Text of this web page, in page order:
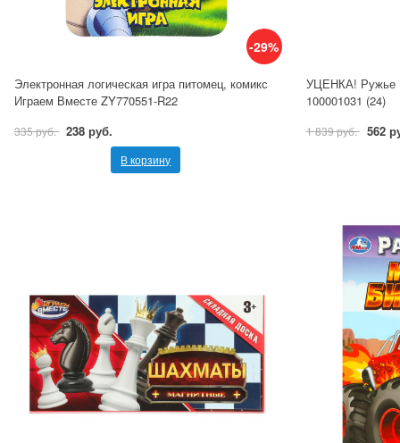
-29%
Электронная логическая игра питомец, комикс
Играем Вместе ZY770551-R22
335 руб. 238 руб.
В корзину
УЦЕНКА! Ружье
100001031 (24)
1 839 руб. 562